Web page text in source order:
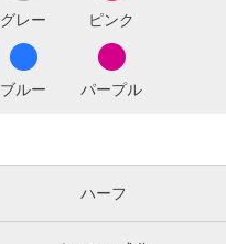
グレー ピンク
ブルー パープル
ハーフ